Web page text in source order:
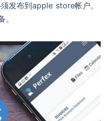
发布到apple store帐户。